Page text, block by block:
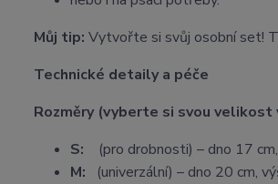
Můj tip: Vytvořte si svůj osobní set!
Technické detaily a péče
Rozměry (vyberte si svou velikost
S: (pro drobnosti) – dno 17
M: (univerzální) – dno 20 cm,